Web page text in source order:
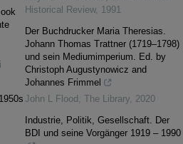
Historical Review, 1991
Der Buchdrucker Maria Theresias.
Johann Thomas Trattner (1719–1798)
und sein Mediumimperium. Ed. by
Christoph Augustynowicz and
Johannes Frimmel
John L Flood , The Library, 2020
Industrie, Politik, Gesellschaft. Der
BDI und seine Vorgänger 1919 – 1990